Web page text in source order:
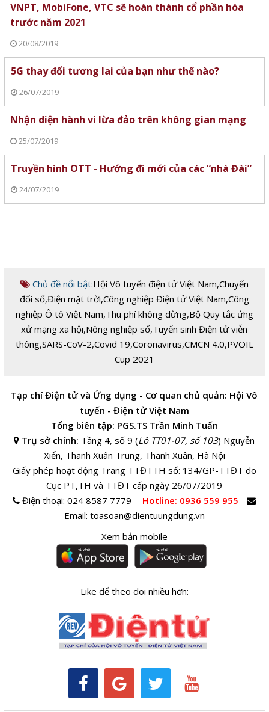
VNPT, MobiFone, VTC sẽ hoàn thành cổ phần hóa
trước năm 2021
20/08/2019
5G thay đổi tương lai của bạn như thế nào?
26/07/2019
Nhận diện hành vi lừa đảo trên không gian mạng
25/07/2019
Truyền hình OTT - Hướng đi mới của các “nhà Đài”
24/07/2019
Chủ đề nổi bật:Hội Vô tuyến điện tử Việt Nam,Chuyển
đổi số,Điện mặt trời,Công nghiệp Điện tử Việt Nam,Công
nghiệp Ô tô Việt Nam,Thu phí không dừng,Bộ Quy tắc ứng
xử mạng xã hội,Nông nghiệp số,Tuyển sinh Điện tử viễn
thông,SARS-CoV-2,Covid 19,Coronavirus,CMCN 4.0,PVOIL
Cup 2021
Tạp chí Điện tử và Ứng dụng - Cơ quan chủ quản: Hội Vô
tuyến - Điện tử Việt Nam
Tổng biên tập: PGS.TS Trần Minh Tuấn
Trụ sở chính: Tầng 4, số 9 (Lô TT01-07, số 103) Nguyễn
Xiển, Thanh Xuân Trung, Thanh Xuân, Hà Nội
Giấy phép hoạt động Trang TTĐTTH số: 134/GP-TTĐT do
Cục PT,TH và TTĐT cấp ngày 26/07/2019
Điện thoại:024 8587 7779 - Hotline: 0936 559 955 -
Email: toasoan@dientuungdung.vn
Xem bản mobile
Like để theo dõi nhiều hơn: